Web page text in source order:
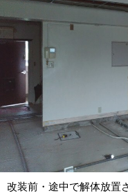
改装前・途中で解体放置